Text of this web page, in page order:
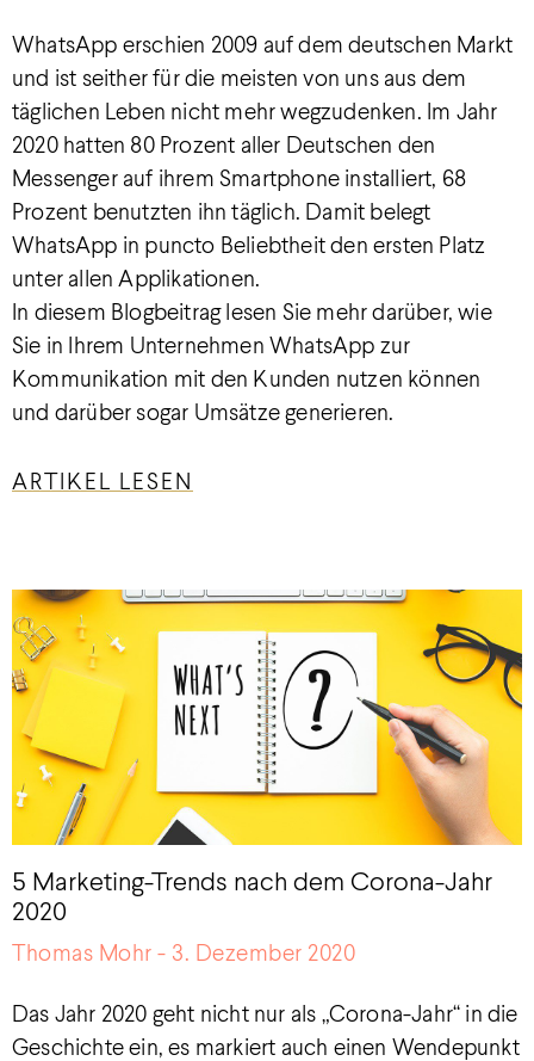
WhatsApp erschien 2009 auf dem deutschen Markt
und ist seither für die meisten von uns aus dem
täglichen Leben nicht mehr wegzudenken. Im Jahr
2020 hatten 80 Prozent aller Deutschen den
Messenger auf ihrem Smartphone installiert, 68
Prozent benutzten ihn täglich. Damit belegt
WhatsApp in puncto Beliebtheit den ersten Platz
unter allen Applikationen.
In diesem Blogbeitrag lesen Sie mehr darüber, wie
Sie in Ihrem Unternehmen WhatsApp zur
Kommunikation mit den Kunden nutzen können
und darüber sogar Umsätze generieren.
ARTIKEL LESEN
5 Marketing-Trends nach dem Corona-Jahr
2020
Thomas Mohr 3. Dezember 2020
Das Jahr 2020 geht nicht nur als „Corona-Jahr“ in die
Geschichte ein, es markiert auch einen Wendepunkt